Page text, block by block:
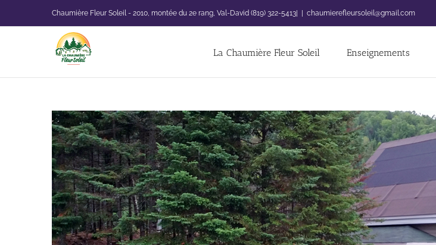
Chaumière Fleur Soleil - 2010, montée du 2e rang, Val-David (819) 322-5413| chaumierefleursoleil@gmail.com
La Chaumière Fleur Soleil Enseignements